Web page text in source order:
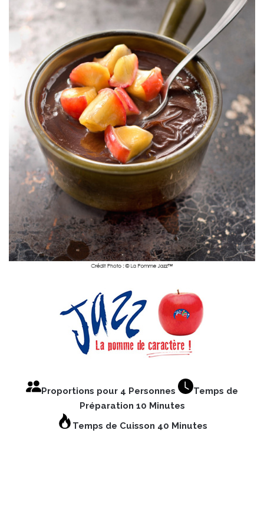
Proportions pour 4 Personnes
Temps de
Préparation 10 Minutes
Temps de Cuisson 40 Minutes